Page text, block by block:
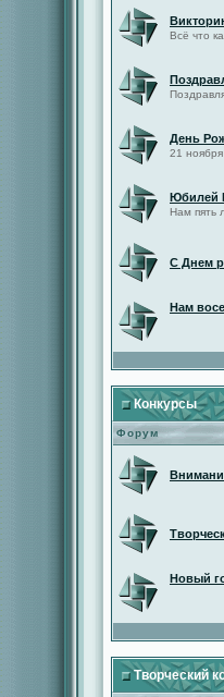
Всё что
День
21
Юбилей
Нам пять
С Днем
Нам
Конкурсы
Форум
Новый
Творческий